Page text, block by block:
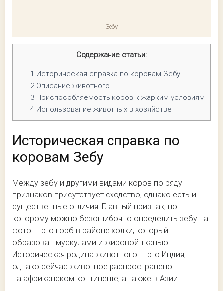
Зебу
Содержание статьи:
1 Историческая справка по коровам Зебу
2Описание животного
3 Приспособляемость коров к жарким условиям
4 Использование животных в хозяйстве
Историческая справка по
коровам Зебу
Между зебу и другими видами коров по ряду
признаков присутствует сходство, однако есть и
существенные отличия. Главный признак, по
которому можно безошибочно определить зебу на
фото — это горб в районе холки, который
образован мускулами и жировой тканью.
Историческая родина животного — это Индия,
однако сейчас животное распространено
на африканском континенте, а также в Азии.